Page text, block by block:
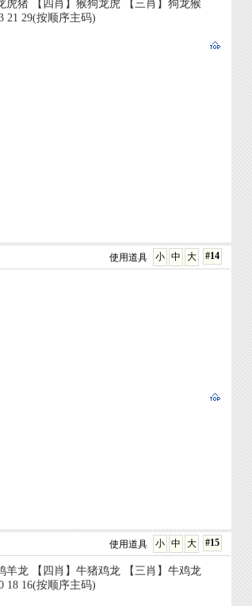
虎猪 【四肖】猴狗龙虎 【三肖】狗龙猴
21 29(按顺序主码)
#14
大
中
小
使用道具
#15
大
中
小
使用道具
羊龙 【四肖】牛猪鸡龙 【三肖】牛鸡龙
18 16(按顺序主码)